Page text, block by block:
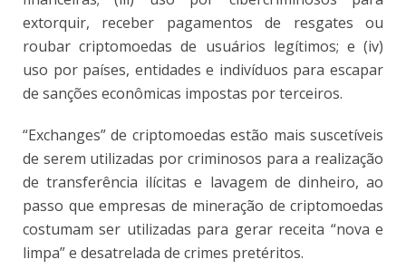
extorquir, receber pagamentos de resgates ou
roubar criptomoedas de usuários legítimos; e (iv)
uso por países, entidades e indivíduos para escapar
de sanções econômicas impostas por terceiros.
“Exchanges” de criptomoedas estão mais suscetíveis
de serem utilizadas por criminosos para a realização
de transferência ilícitas e lavagem de dinheiro, ao
passo que empresas de mineração de criptomoedas
costumam ser utilizadas para gerar receita “nova e
limpa” e desatrelada de crimes pretéritos.